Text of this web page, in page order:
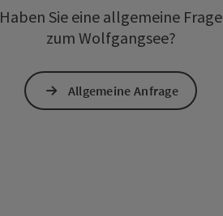
Haben Sie eine allgemeine Frage
zum Wolfgangsee?
Allgemeine Anfrage